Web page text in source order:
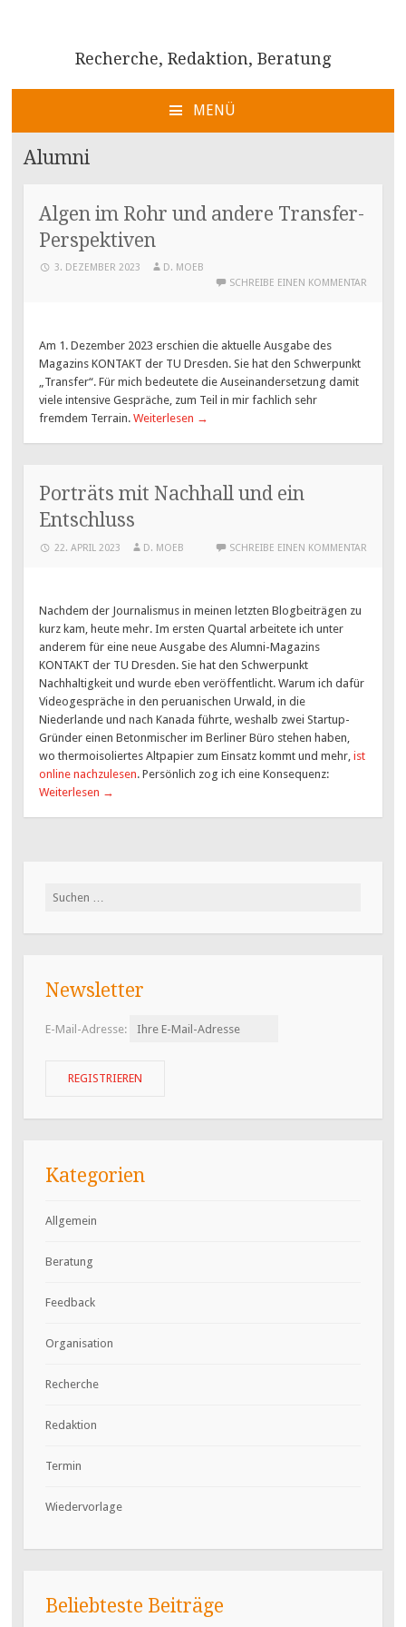
Recherche, Redaktion, Beratung
MENÜ
ZUM
INHALT
Alumni
Algen im Rohr und andere Transfer-
Perspektiven
3. DEZEMBER 2023
D. MOEB
SCHREIBE EINEN KOMMENTAR
Am 1. Dezember 2023 erschien die aktuelle Ausgabe des
Magazins KONTAKT der TU Dresden. Sie hat den Schwerpunkt
„Transfer“. Für mich bedeutete die Auseinandersetzung damit
viele intensive Gespräche, zum Teil in mir fachlich sehr
fremdem Terrain.Weiterlesen →
Porträts mit Nachhall und ein
Entschluss
22. APRIL 2023 D. MOEB SCHREIBE EINEN KOMMENTAR
Nachdem der Journalismus in meinen letzten Blogbeiträgen zu
kurz kam, heute mehr. Im ersten Quartal arbeitete ich unter
anderem für eine neue Ausgabe des Alumni-Magazins
KONTAKT der TU Dresden. Sie hat den Schwerpunkt
Nachhaltigkeit und wurde eben veröffentlicht. Warum ich dafür
Videogespräche in den peruanischen Urwald, in die
Niederlande und nach Kanada führte, weshalb zwei Startup-
Gründer einen Betonmischer im Berliner Büro stehen haben,
wo thermoisoliertes Altpapier zum Einsatz kommt und mehr,ist
online nachzulesen. Persönlich zog ich eine Konsequenz:
Weiterlesen →
Suchen
Newsletter
E-Mail-Adresse:
Kategorien
Allgemein
Beratung
Feedback
Organisation
Recherche
Redaktion
Termin
Wiedervorlage
Beliebteste Beiträge